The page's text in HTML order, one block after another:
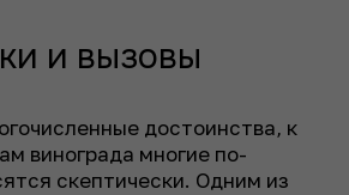
и вызовы
достоинства, к
винограда многие по-
скептически. Одним из